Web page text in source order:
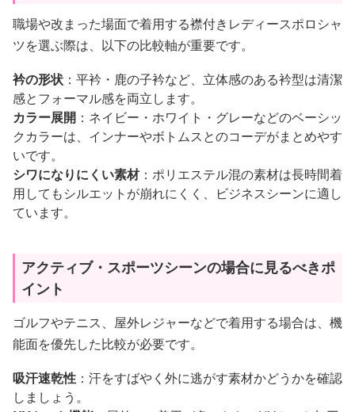
職場や改まった場面で着用する襟付きレディースポロシャ
ツを選ぶ際は、以下の比較軸が重要です。
衿の形状 ：平衿・鹿の子衿など、立体感のある衿型は清潔
感とフォーマル感を両立します。
カラー展開 ：ネイビー・ホワイト・グレーなどのベーシッ
クカラーは、インナーやボトムスとのコーデがまとめやす
いです。
シワになりにくい素材：ポリエステル混の素材は長時間着
用してもシルエットが崩れにくく、ビジネスシーンに適し
ています。
アクティブ・スポーツシーンの場合に見るべきポ
イント
ゴルフやテニス、屋外レジャーなどで着用する場合は、機
能面を優先した比較が必要です。
吸汗速乾性 ：汗をすばやく外に逃がす素材かどうかを確認
しましょう。